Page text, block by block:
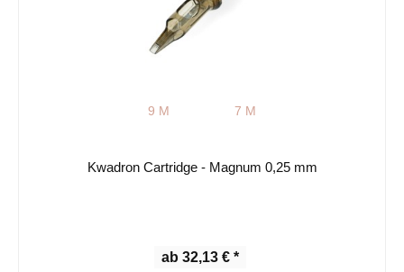
9 M 7 M
Kwadron Cartridge - Magnum 0,25 mm
ab 32,13 € *